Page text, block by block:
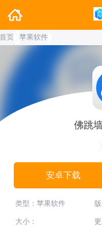
页 苹果软件
佛跳
安卓下载
类型：苹果软件
大小：